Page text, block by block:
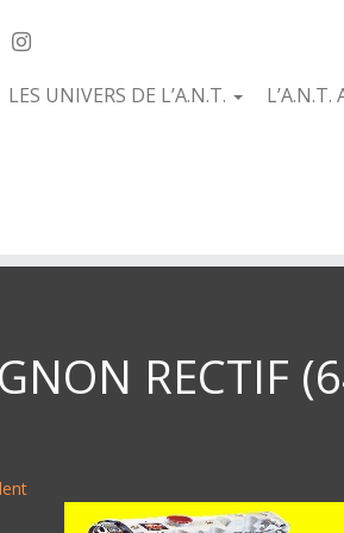
LES UNIVERS DE L’A.N.T. L’A.N.T.
RECTIF